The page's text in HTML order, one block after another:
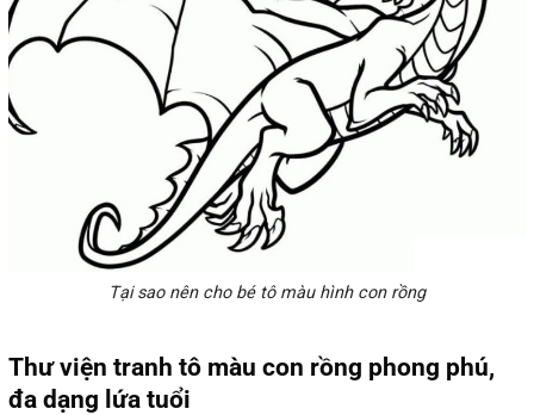
Tại sao nên cho bé tô màu hình con rồng
Thư viện tranh tô màu con rồng phong phú,
đa dạng lứa tuổi